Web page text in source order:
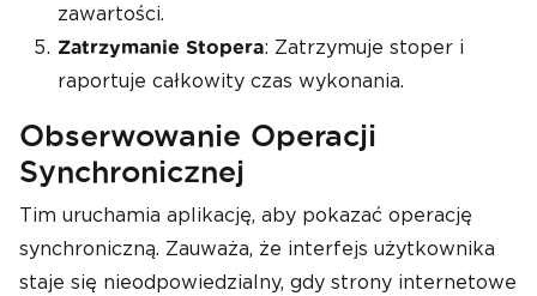
}
private string DownloadWebsite(strin
g websiteURL)
WebClient client = new
WebClient
();
return client
}
ReportWebsiteInfo
strin
g website, string data )
zawartości.
Zatrzymanie Stopera: Zatrzymuje stoper i
raportuje całkowity czas wykonania.
Obserwowanie Operacji
Synchronicznej
Tim uruchamia aplikację, aby pokazać operację
synchroniczną. Zauważa, że ​​interfejs użytkownika
staje się nieodpowiedzialny, gdy strony internetowe